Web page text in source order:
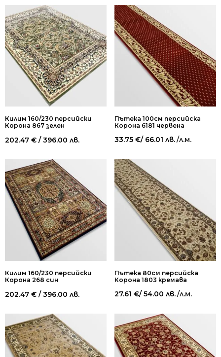
Килим 160/230 персийски
Корона 867 зелен
202.47 € / 396.00 лв.
Пътека 100см персийска
Корона 6181 червена
33.75 €/ 66.01 лв./л.м.
Килим 160/230 персийски
Корона 268 син
202.47 € / 396.00 лв.
Пътека 80см персийска
Корона 1803 кремава
27.61 €/ 54.00 лв./л.м.